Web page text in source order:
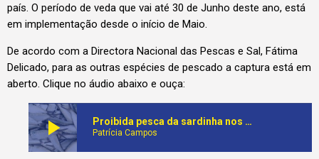
país. O período de veda que vai até 30 de Junho deste ano, está
em implementação desde o início de Maio.
De acordo com a Directora Nacional das Pescas e Sal, Fátima
Delicado, para as outras espécies de pescado a captura está em
aberto. Clique no áudio abaixo e ouça:
play_arrow Proibida pesca da sardinha nos mares de Angola. A medida será levantada em Junho deste ano
Patrícia Campos